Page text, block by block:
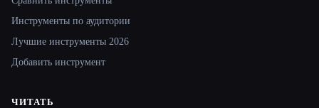
Инструменты по аудитории
Лучшие инструменты 2026
Добавить инструмент
ЧИТАТЬ